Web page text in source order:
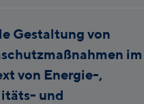
Gestaltung von
im
von Energie-,
und